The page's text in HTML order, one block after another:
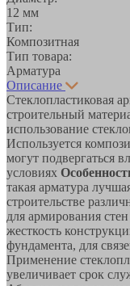
12 мм
Тип:
Композитная
Тип товара:
Арматура
Описание
Стеклопластиковая
строительный
использование
Используется
могут подвергаться
условиях
такая арматура
строительстве
для армирования
жесткость
фундамента, для
Применение
увеличивает срок